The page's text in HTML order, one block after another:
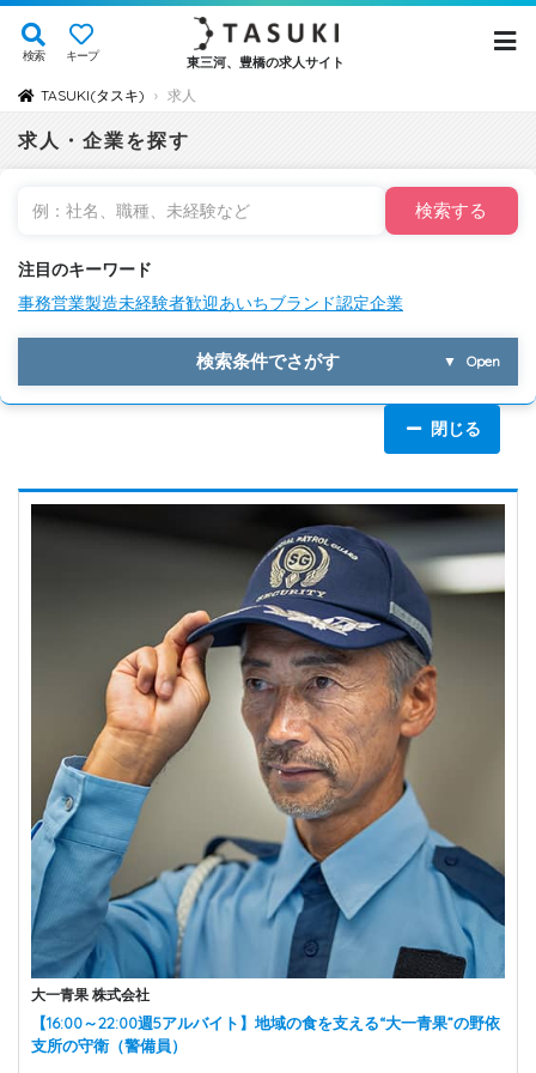
検索 キープ 東三河、豊橋の求人サイト
TASUKI(タスキ) › 求人
求人・企業を探す
検索する
注目のキーワード
事務営業製造未経験者歓迎あいちブランド認定企業
検索条件でさがす ▼ Open
閉じる
大一青果 株式会社
【16:00～22:00週5アルバイト】地域の食を支える“大一青果”の野依
支所の守衛（警備員）